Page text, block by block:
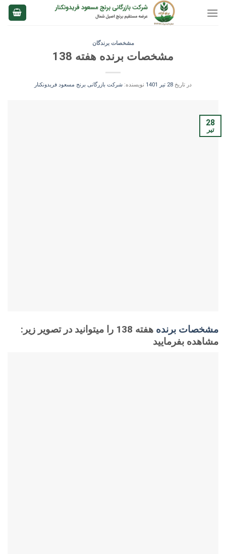
مشخصات برندگان
مشخصات برنده هفته 138
در تاریخ 28 تیر 1401 نویسنده: شرکت بازرگانی برنج مسعود فریدونکنار
28
تیر
: مشخصات برنده
هفته 138 را میتوانید در تصویر زیر
مشاهده بفرمایید